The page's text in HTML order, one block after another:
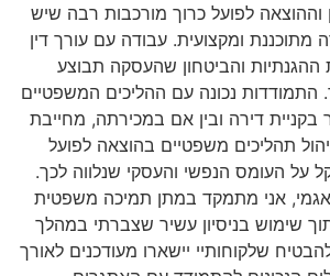
וההוצאה לפועל כרוך מורכבות רבה שיש
מתוכננת ומקצועית. עבודה עם עורך דין
ההגנתיות והביטחון שהעסקה תבוצע
התמודדות נכונה עם ההליכים המשפטיים
בקניית דירה ובין אם במכירתה, מחייבת
תהליכים משפטיים בהוצאה לפועל
על העומס הנפשי והעסקי שנלווה לכך.
אגמי, אני מתמקד במתן תמיכה משפטית
שימוש בניסיון עשיר שצברתי במהלך
שלקוחותיי יישארו מעודכנים לאורך